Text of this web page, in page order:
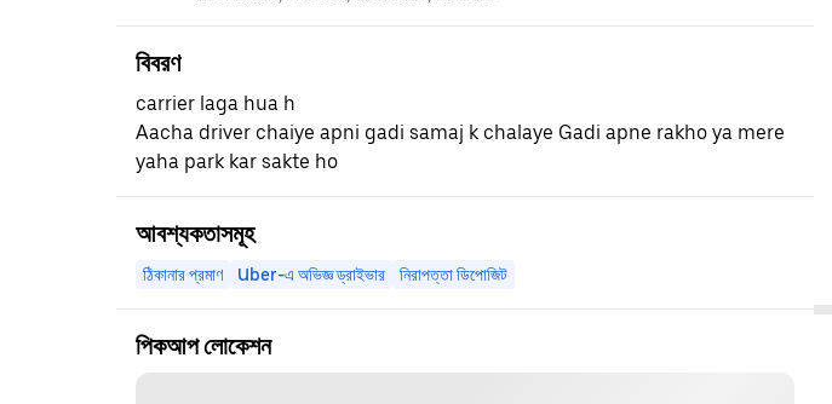
বিবরণ
carrier laga hua h
Aacha driver chaiye apni gadi samaj k chalaye Gadi apne rakho ya mere
yaha park kar sakte ho
আবশ্যকতাসমূহ
ঠিকানার প্রমাণ Uber-এ অভিজ্ঞ ড্রাইভার নিরাপত্তা ডিপোজিট
পিকআপ লোকেশন